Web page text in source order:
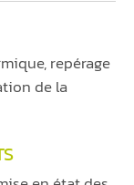
repérage
de la